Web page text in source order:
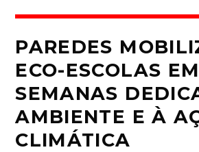
PAREDES
ECO-ESCOLAS
SEMANAS
AMBIENTE E À
CLIMÁTICA